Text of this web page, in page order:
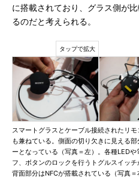
に搭載されており、グラス側が
るのだと考えられる。
スマートグラスとケーブル接続されたリ
も兼ねている。側面の切り欠きに見える
ーとなっている（写真＝左）。各種LEDや
フ、ボタンのロックを行うトグルスイッチ
背面部分はNFCが搭載されている（写真＝